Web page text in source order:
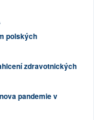
polských
zdravotnických
pandemie v